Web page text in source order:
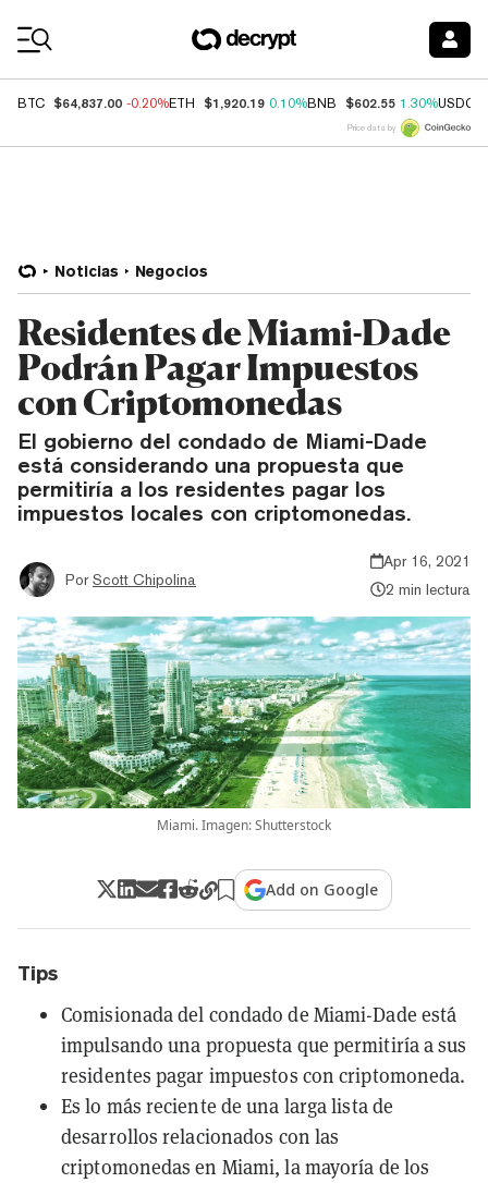
BTC $64,837.00 -0.20%ETH $1,920.19 0.10%BNB $602.55 1.30%USDC
Price data by
Noticias Negocios
Residentes de Miami-Dade
Podrán Pagar Impuestos
con Criptomonedas
El gobierno del condado de Miami-Dade
está considerando una propuesta que
permitiría a los residentes pagar los
impuestos locales con criptomonedas.
Por Scott Chipolina
Apr 16, 2021
2 min lectura
Miami. Imagen: Shutterstock
Add on Google
Tips
Comisionada del condado de Miami-Dade está
impulsando una propuesta que permitiría a sus
residentes pagar impuestos con criptomoneda.
Es lo más reciente de una larga lista de
desarrollos relacionados con las
criptomonedas en Miami, la mayoría de los